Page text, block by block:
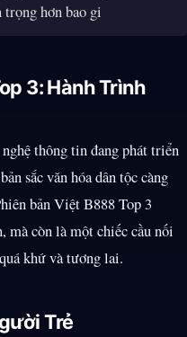
trọng hơn bao gi
3: Hành Trình
thông tin đang phát triển
sắc văn hóa dân tộc càng
bản Việt B888 Top 3
mà còn là một chiếc cầu nối
khứ và tương lai.
Trẻ